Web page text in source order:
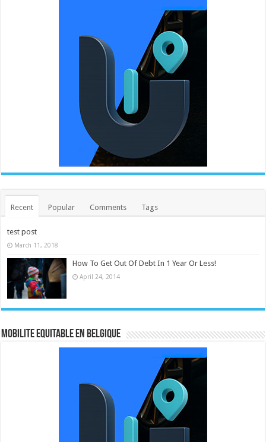
Recent Popular Comments Tags
test post
March 11, 2018
How To Get Out Of Debt In 1 Year Or Less!
April 24, 2014
MOBILITE EQUITABLE EN BELGIQUE